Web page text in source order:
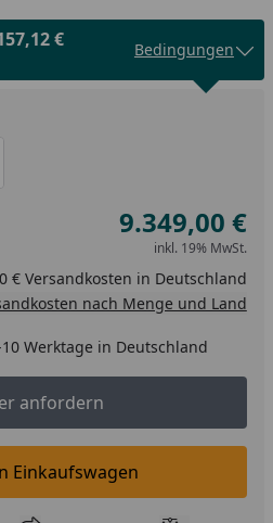
€
Bedingungen
verringern
manuell eingeben
um eins erhöhen
9.349,00 €
inkl. 19% MwSt.
€ Versandkosten in Deutschland
nach Menge und Land
Werktage in Deutschland
Muster anfordern
anfordern
In den Einkaufswagen legen
Einkaufswagen